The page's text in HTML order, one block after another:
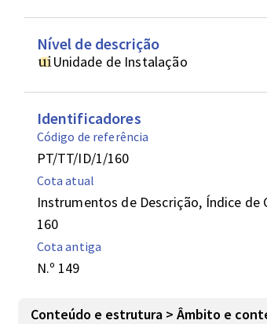
Nível de descrição
Unidade de Instalação
Identificadores
Código de referência
PT/TT/ID/1/160
Cota atual
Instrumentos de Descrição, Índice de
160
Cota antiga
N.º 149
Conteúdo e estrutura > Âmbito e